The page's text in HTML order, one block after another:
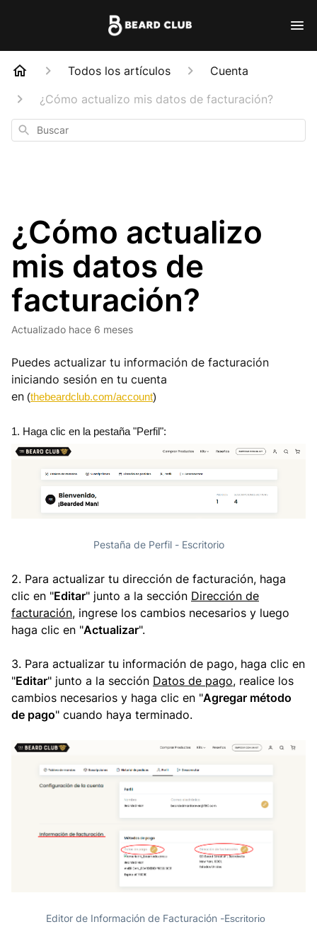
Todos los artículos
Cuenta
¿Cómo actualizo mis datos de facturación?
Buscar
¿Cómo actualizo
mis datos de
facturación?
Actualizado hace 6 meses
Puedes actualizar tu información de facturación
iniciando sesión en tu cuenta
en (thebeardclub.com/account)
1. Haga clic en la pestaña "Perfil":
Pestaña de Perfil - Escritorio
2. Para actualizar tu dirección de facturación, haga
clic en "Editar" junto a la sección Dirección de
facturación, ingrese los cambios necesarios y luego
haga clic en "Actualizar".
3. Para actualizar tu información de pago, haga clic en
"Editar" junto a la sección Datos de pago, realice los
cambios necesarios y haga clic en "Agregar método
de pago" cuando haya terminado.
Editor de Información de Facturación -Escritorio